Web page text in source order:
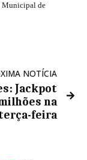
Municipal de
NOTÍCIA
Jackpot
na
feira